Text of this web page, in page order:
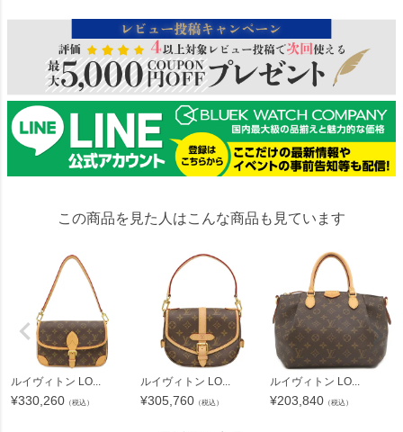
この商品を見た人はこんな商品も見ています
ルイヴィトン LO...
¥330,260 （税込）
ルイヴィトン LO...
¥305,760 （税込）
ルイヴィトン LO...
¥203,840 （税込）